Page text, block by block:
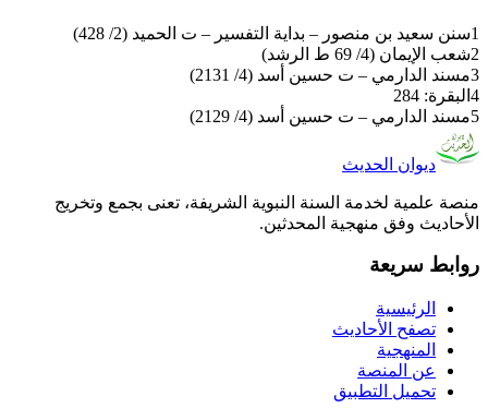
1سنن سعيد بن منصور – بداية التفسير – ت الحميد (2/ 428)
2شعب الإيمان (4/ 69 ط الرشد)
3مسند الدارمي – ت حسين أسد (4/ 2131)
4 البقرة: 284
5مسند الدارمي – ت حسين أسد (4/ 2129)
ديوان الحديث
منصة علمية لخدمة السنة النبوية الشريفة، تعنى بجمع وتخريج
الأحاديث وفق منهجية المحدثين.
روابط سريعة
الرئيسية
تصفح الأحاديث
المنهجية
عن المنصة
تحميل التطبيق